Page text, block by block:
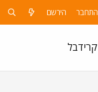
התחבר הירשם